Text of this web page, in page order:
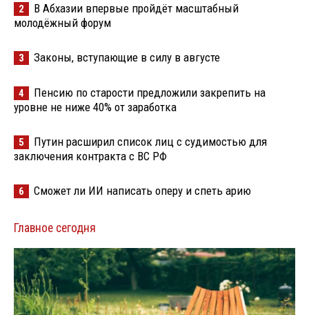
2
В Абхазии впервые пройдёт масштабный
молодёжный форум
3 Законы, вступающие в силу в августе
4
Пенсию по старости предложили закрепить на
уровне не ниже 40% от заработка
5
Путин расширил список лиц с судимостью для
заключения контракта с ВС РФ
6 Сможет ли ИИ написать оперу и спеть арию
Главное сегодня